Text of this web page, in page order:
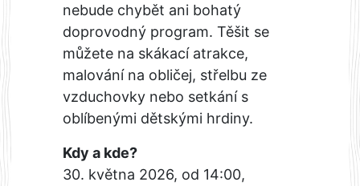
nebude chybět ani bohatý
doprovodný program. Těšit se
můžete na skákací atrakce,
malování na obličej, střelbu ze
vzduchovky nebo setkání s
oblíbenými dětskými hrdiny.
Kdy a kde?
30. května 2026, od 14:00,